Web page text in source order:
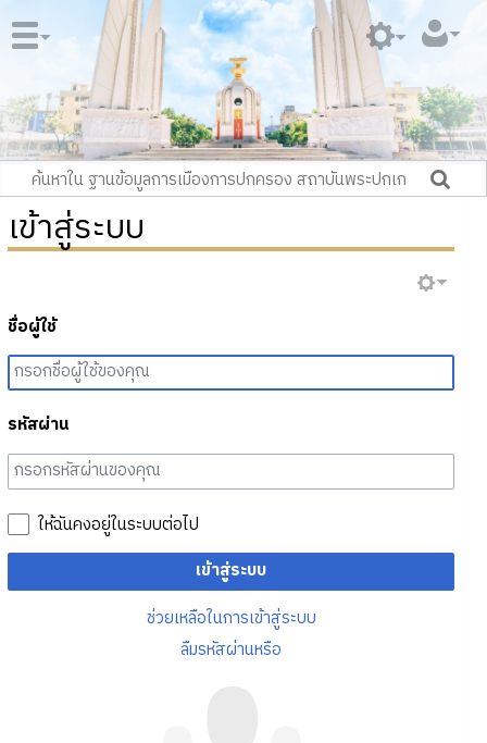
เข้าสู่ระบบ
ชื่อผู้ใช้
รหัสผ่าน
ให้ฉันคงอยู่ในระบบต่อไป
เข้าสู่ระบบ
ช่วยเหลือในการเข้าสู่ระบบ
ลืมรหัสผ่านหรือ